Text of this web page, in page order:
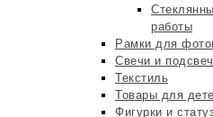
работы
Рамки для
Свечи и
Текстиль
Товары для
Фигурки и